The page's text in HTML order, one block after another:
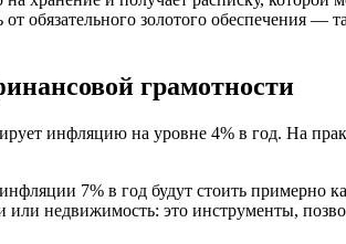
обязательного золотого обеспечения
грамотности
инфляцию на уровне 4% в год. На
7% в год будут стоить примерно
или недвижимость: это инструменты,